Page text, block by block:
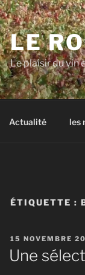
LE
Le plaisir du vin
Actualité les
ÉTIQUETTE :
PUBLIÉ
LE
15 NOVEMBRE
Une